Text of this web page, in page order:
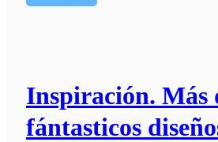
Inspiración. Más
fántasticos